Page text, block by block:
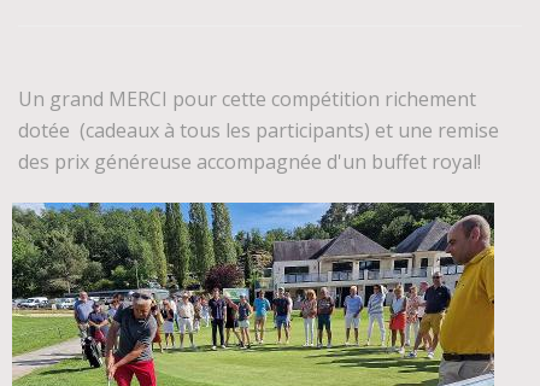
Un grand MERCI pour cette compétition richement
dotée (cadeaux à tous les participants) et une remise
des prix généreuse accompagnée d'un buffet royal!